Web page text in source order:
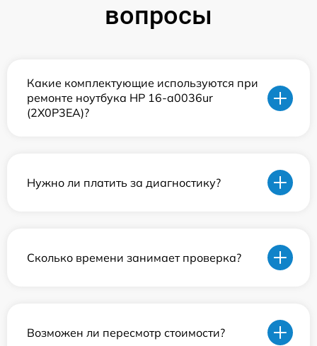
вопросы
Какие комплектующие используются при
ремонте ноутбука HP 16-a0036ur
(2X0P3EA)?
Нужно ли платить за диагностику?
Сколько времени занимает проверка?
Возможен ли пересмотр стоимости?